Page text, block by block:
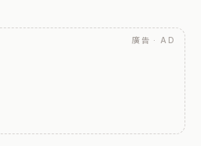
廣告 · AD